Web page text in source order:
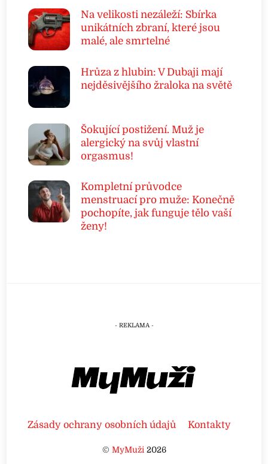
Na velikosti nezáleží: Sbírka
unikátních zbraní, které jsou
malé, ale smrtelné
Hrůza z hlubin: V Dubaji mají
nejděsivějšího žraloka na světě
Šokující postižení. Muž je
alergický na svůj vlastní
orgasmus!
Kompletní průvodce
menstruací pro muže: Konečně
pochopíte, jak funguje tělo vaší
ženy!
Zásady ochrany osobních údajů Kontakty
© MyMuži2026